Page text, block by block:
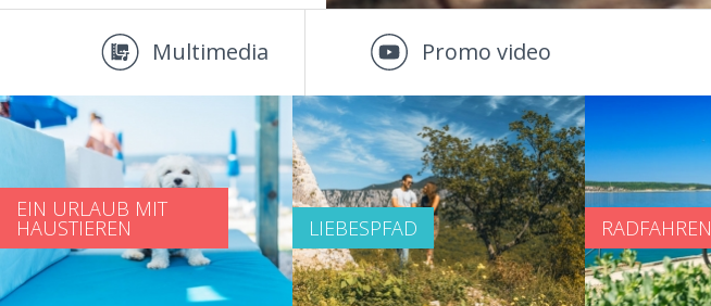
Multimedia Promo video
EIN URLAUB MIT
HAUSTIEREN LIEBESPFAD RADFAHREN